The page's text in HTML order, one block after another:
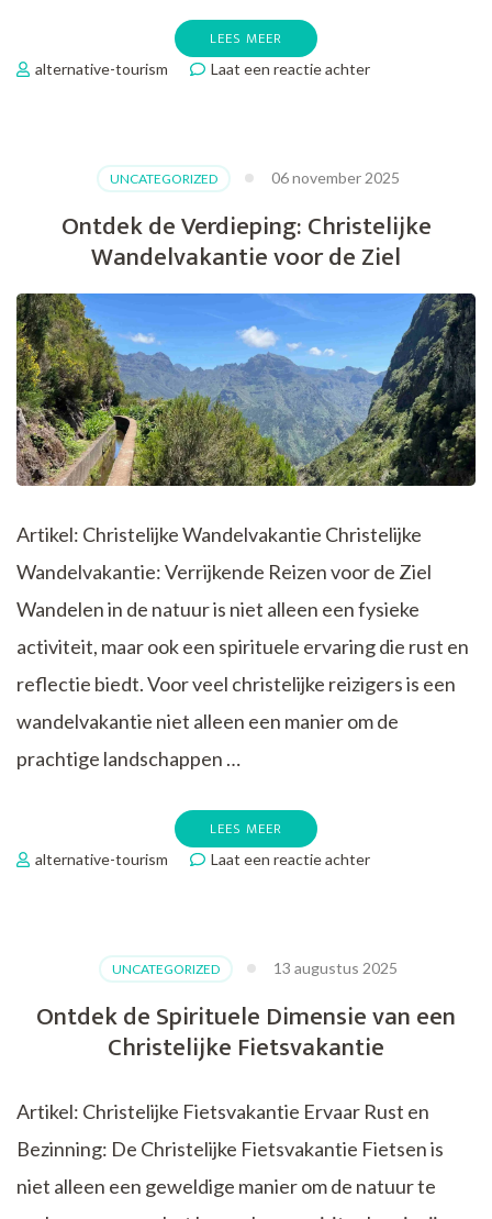
LEES MEER
alternative-tourism Laat een reactie achterop
Verzorgde
UNCATEGORIZED 06 november 2025
Ontdek de Verdieping: Christelijke
Wandelvakantie voor de Ziel
Artikel: Christelijke Wandelvakantie Christelijke
Wandelvakantie: Verrijkende Reizen voor de Ziel
Wandelen in de natuur is niet alleen een fysieke
activiteit, maar ook een spirituele ervaring die rust en
reflectie biedt. Voor veel christelijke reizigers is een
wandelvakantie niet alleen een manier om de
prachtige landschappen …
LEES MEER
alternative-tourism Laat een reactie achterop
Wandelvakantie
de
Ziel
UNCATEGORIZED 13 augustus 2025
Ontdek de Spirituele Dimensie van een
Christelijke Fietsvakantie
Artikel: Christelijke Fietsvakantie Ervaar Rust en
Bezinning: De Christelijke Fietsvakantie Fietsen is
niet alleen een geweldige manier om de natuur te